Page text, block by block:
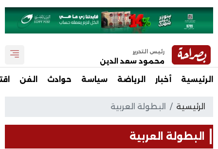
رئيس التحرير
محمود سعد الدين
الرئيسية أخبار الرياضة سياسة حوادث الفن
الرئيسية البطولة العربية
البطولة العربية